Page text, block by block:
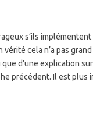
s’ils
cela n’a pas
d’une explication
précédent. Il est